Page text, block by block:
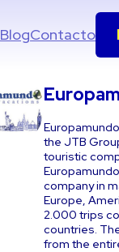
BlogContacto
the JTB
touristic
company in
Europe,
2.000 trips
countries.
from the